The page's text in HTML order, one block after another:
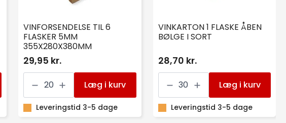
VINFORSENDELSE TIL 6
FLASKER 5MM
355X280X380MM
29,95 kr.
VINFORSENDELSE
TIL
FLASKER
5MM
355X280X380MM
Læg i kurv
Leveringstid 3-5 dage
VINKARTON 1 FLASKE ÅBEN
BØLGE I SORT
28,70 kr.
VINKARTON
ÅBEN
BØLGE
I
Læg i kurv
Leveringstid 3-5 dage